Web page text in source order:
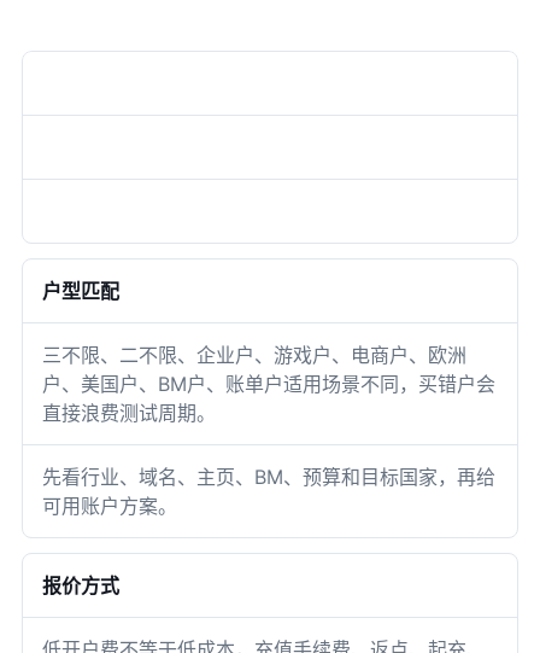
户型匹配
三不限、二不限、企业户、游戏户、电商户、欧洲
户、美国户、BM户、账单户适用场景不同，买错户会
直接浪费测试周期。
先看行业、域名、主页、BM、预算和目标国家，再给
可用账户方案。
报价方式